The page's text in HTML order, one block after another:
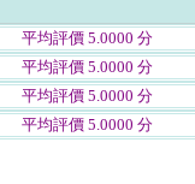
平均評價 5.0000 分
平均評價 5.0000 分
平均評價 5.0000 分
平均評價 5.0000 分